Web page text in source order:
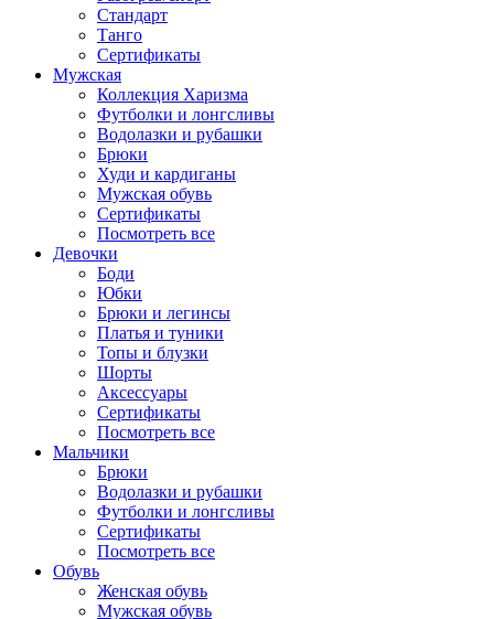
Стандарт
Танго
Сертификаты
Мужская
Коллекция Харизма
Футболки и лонгсливы
Водолазки и рубашки
Брюки
Худи и кардиганы
Мужская обувь
Сертификаты
Посмотреть все
Девочки
Боди
Юбки
Брюки и легинсы
Платья и туники
Топы и блузки
Шорты
Аксессуары
Сертификаты
Посмотреть все
Мальчики
Брюки
Водолазки и рубашки
Футболки и лонгсливы
Сертификаты
Посмотреть все
Обувь
Женская обувь
Мужская обувь